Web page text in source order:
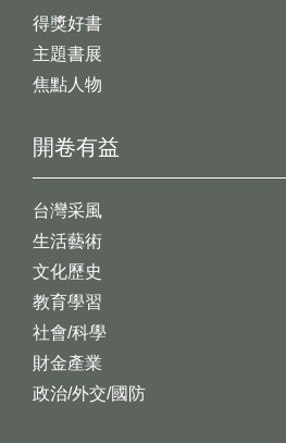
開卷有益
台灣采風
生活藝術
文化歷史
教育學習
社會/科學
財金產業
政治/外交/國防
得獎好書
主題書展
焦點人物